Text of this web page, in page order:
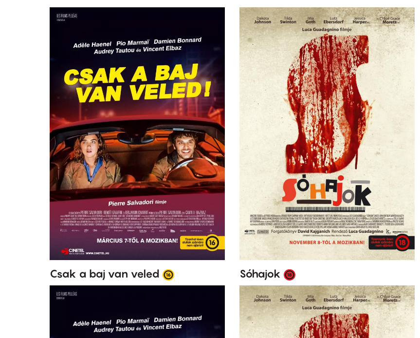
Csak a baj van veled Sóhajok